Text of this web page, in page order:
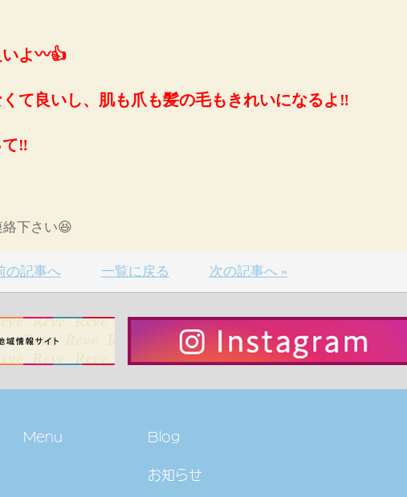
よ〰️👍
て良いし、肌も爪も髪の毛もきれいになるよ‼️
‼️
下さい😆
の記事へ 一覧に戻る 次の記事へ »
Menu Blog
お知らせ